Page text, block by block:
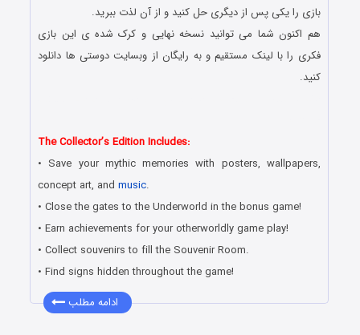
بازی را یکی پس از دیگری حل کنید و از آن لذت ببرید.
هم اکنون شما می توانید نسخه نهایی و کرک شده ی این بازی
فکری را با لینک مستقیم و به رایگان از وبسایت دوستی ها دانلود
کنید.
The Collector’s Edition Includes:
• Save your mythic memories with posters, wallpapers,
concept art, andmusic.
• Close the gates to the Underworld in the bonus game!
• Earn achievements for your otherworldly game play!
• Collect souvenirs to fill the Souvenir Room.
• Find signs hidden throughout the game!
ادامه مطلب